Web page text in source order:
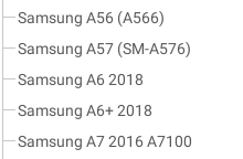
Samsung A56 (A566)
Samsung A57 (SM-A576)
Samsung A6 2018
Samsung A6+ 2018
Samsung A7 2016 A7100